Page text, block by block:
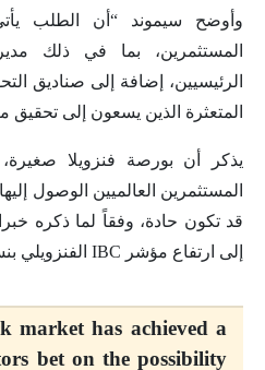
وأوضح سيموند “أن الطلب
المستثمرين، بما في ذلك
الرئيسيين، إضافة إلى صناديق
المتعثرة الذين يسعون إلى
يذكر أن بورصة فنزويلا
المستثمرين العالميين الوصول
قد تكون حادة، وفقاً لما ذكره
إلى ارتفاع مؤشر IBC الفنزويلي بنسبة 1644% في عام 2025.
market has achieved a
bet on the possibility